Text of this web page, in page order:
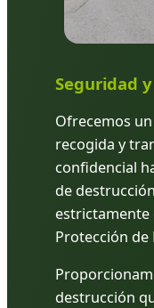
Seguridad
Ofrecemos
recogida y
confidencial
de
estrictamente
Protección de
destrucción